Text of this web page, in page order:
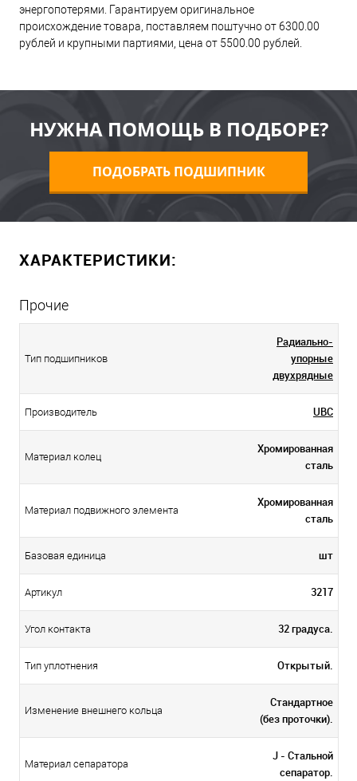
энергопотерями. Гарантируем оригинальное
происхождение товара, поставляем поштучно от 6300.00
рублей и крупными партиями, цена от 5500.00 рублей.
НУЖНА ПОМОЩЬ В ПОДБОРЕ?
ПОДОБРАТЬ ПОДШИПНИК
ХАРАКТЕРИСТИКИ:
Прочие
Тип подшипников
Радиально-
упорные
двухрядные
Производитель UBC
Материал колец
Хромированная
сталь
Материал подвижного элемента
Хромированная
сталь
Базовая единица шт
Артикул 3217
Угол контакта 32 градуса.
Тип уплотнения Открытый.
Изменение внешнего кольца
Стандартное
(без проточки).
Материал сепаратора
J - Стальной
сепаратор.